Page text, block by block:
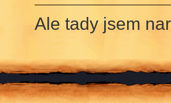
Ale tady jsem